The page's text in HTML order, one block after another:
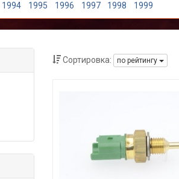
1994 1995 1996 1997 1998 1999
Сортировка: по рейтингу